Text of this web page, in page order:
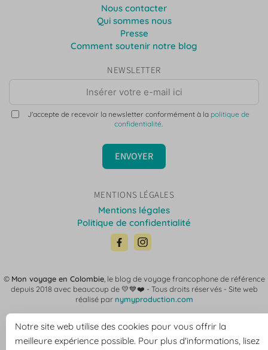
Nous contacter
Qui sommes nous
Presse
Comment soutenir notre blog
NEWSLETTER
J'accepte de recevoir la newsletter conformément à la politique de
confidentialité.
ENVOYER
MENTIONS LÉGALES
Mentions légales
Politique de confidentialité
© Mon voyage en Colombie, le blog de voyage francophone de référence
depuis 2018 avec beaucoup de 💛💙❤️ - Tous droits réservés - Site web
réalisé par nymyproduction.com
Notre site web utilise des cookies pour vous offrir la
meilleure expérience possible. Pour plus d'informations, lisez